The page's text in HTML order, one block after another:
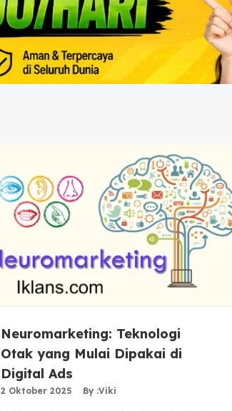
Neuromarketing: Teknologi
Otak yang Mulai Dipakai di
Digital Ads
2 Oktober 2025 By :Viki